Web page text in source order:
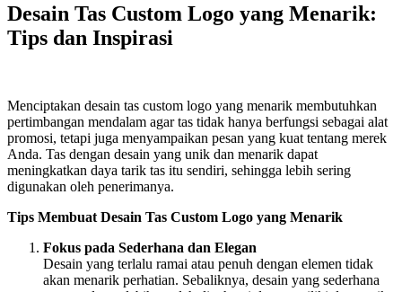
Desain Tas Custom Logo yang Menarik:
Tips dan Inspirasi
Menciptakan desain tas custom logo yang menarik membutuhkan
pertimbangan mendalam agar tas tidak hanya berfungsi sebagai alat
promosi, tetapi juga menyampaikan pesan yang kuat tentang merek
Anda. Tas dengan desain yang unik dan menarik dapat
meningkatkan daya tarik tas itu sendiri, sehingga lebih sering
digunakan oleh penerimanya.
Tips Membuat Desain Tas Custom Logo yang Menarik
Fokus pada Sederhana dan Elegan
Desain yang terlalu ramai atau penuh dengan elemen tidak
akan menarik perhatian. Sebaliknya, desain yang sederhana